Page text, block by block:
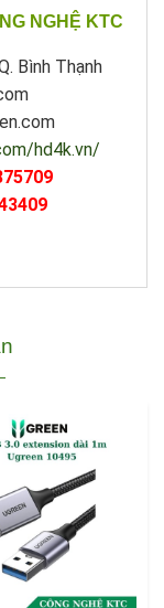
NGHỆ KTC
Bình Thạnh
hd4k.vn/